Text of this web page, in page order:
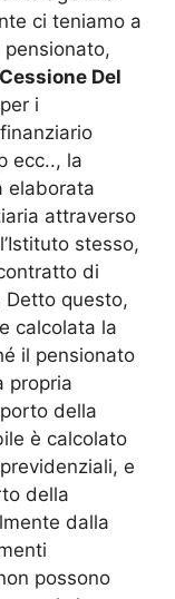
ci teniamo a
Cessione Del
per i
ecc.., la
elaborata
attraverso
stesso,
di
Detto questo,
calcolata la
il pensionato
propria
della
è calcolato
e
della
dalla
possono